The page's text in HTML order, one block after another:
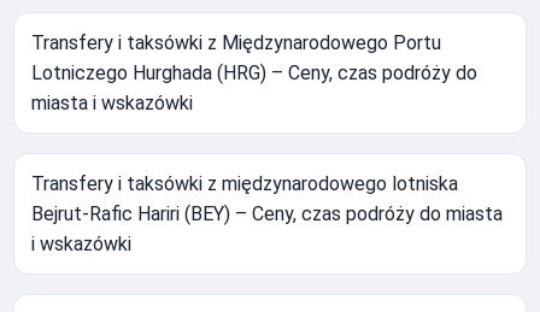
Transfery i taksówki z Międzynarodowego Portu
Lotniczego Hurghada (HRG) – Ceny, czas podróży do
miasta i wskazówki
Transfery i taksówki z międzynarodowego lotniska
Bejrut-Rafic Hariri (BEY) – Ceny, czas podróży do miasta
i wskazówki